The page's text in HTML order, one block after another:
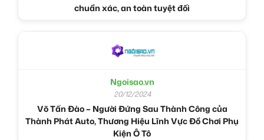
chuẩn xác, an toàn tuyệt đối
Ngoisao.vn
20/12/2024
Võ Tấn Đào – Người Đứng Sau Thành Công của
Thành Phát Auto, Thương Hiệu Lĩnh Vực Đồ Chơi Phụ
Kiện Ô Tô